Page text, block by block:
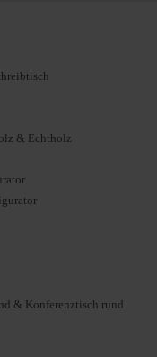
& Echtholz
& Konferenztisch rund